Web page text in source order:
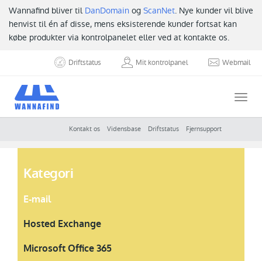
Wannafind bliver til DanDomain og ScanNet. Nye kunder vil blive
henvist til én af disse, mens eksisterende kunder fortsat kan
købe produkter via kontrolpanelet eller ved at kontakte os.
Driftstatus Mit kontrolpanel Webmail
Kontakt os Vidensbase Driftstatus Fjernsupport
Kategori
E-mail
Hosted Exchange
Microsoft Office 365